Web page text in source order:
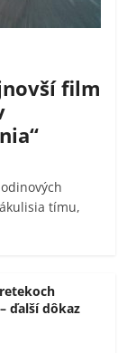
film
tímu,
ďalší dôkaz